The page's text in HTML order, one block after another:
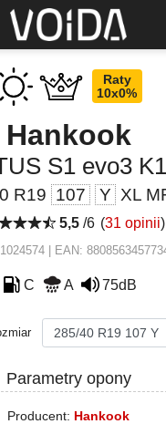
Raty
10x0%
Hankook
S1 evo3
R19 107 Y XL
5,5/6 (31 opinii)
| EAN:
C A 75dB
Parametry opony
Producent: Hankook